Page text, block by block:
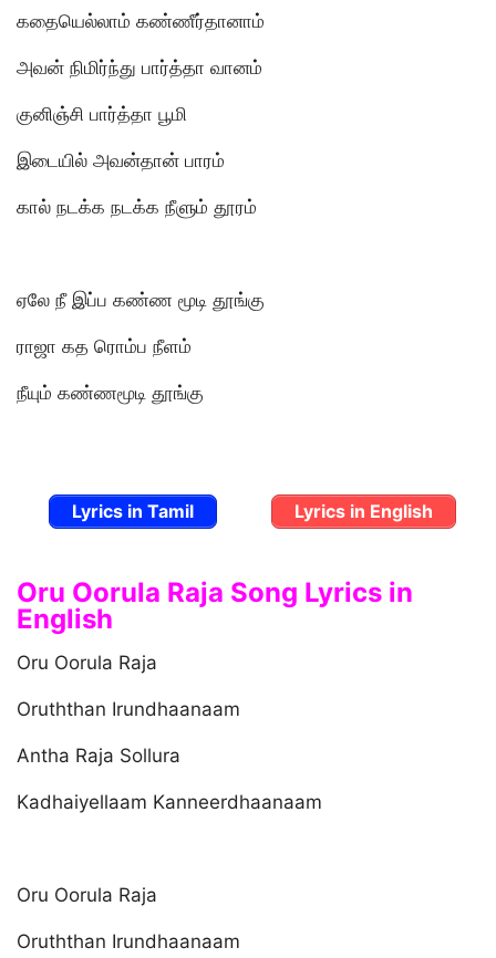
கதையெல்லாம் கண்ணீர்தானாம்
அவன் நிமிர்ந்து பார்த்தா வானம்
குனிஞ்சி பார்த்தா பூமி
இடையில் அவன்தான் பாரம்
கால் நடக்க நடக்க நீளும் தூரம்
ஏலே நீ இப்ப கண்ண மூடி தூங்கு
ராஜா கத ரொம்ப நீளம்
நீயும் கண்ணமூடி தூங்கு
Lyrics in Tamil Lyrics in English
Oru Oorula Raja Song Lyrics in
English
Oru Oorula Raja
Oruththan Irundhaanaam
Antha Raja Sollura
Kadhaiyellaam Kanneerdhaanaam
Oru Oorula Raja
Oruththan Irundhaanaam